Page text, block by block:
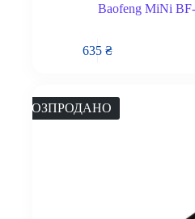
Baofeng MiNi
635₴
РОЗПРОДАНО